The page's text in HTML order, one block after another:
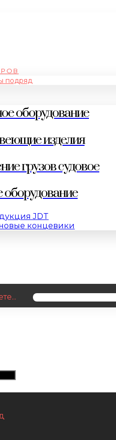
подряд
оборудование
изделия
грузов судовое
JDT
концевики